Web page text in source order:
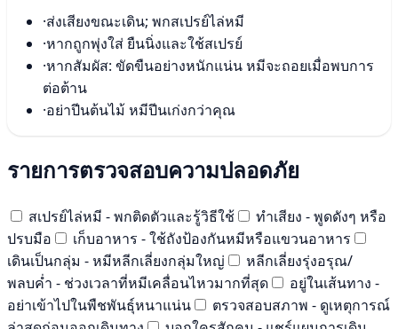
·ส่งเสียงขณะเดิน; พกสเปรย์ไล่หมี
·หากถูกพุ่งใส่ ยืนนิ่งและใช้สเปรย์
·หากสัมผัส: ขัดขืนอย่างหนักแน่น หมีจะถอยเมื่อพบการ
ต่อต้าน
·อย่าปีนต้นไม้ หมีปีนเก่งกว่าคุณ
รายการตรวจสอบความปลอดภัย
สเปรย์ไล่หมี - พกติดตัวและรู้วิธีใช้
ทำเสียง - พูดดังๆ หรือ
ปรบมือ
เก็บอาหาร - ใช้ถังป้องกันหมีหรือแขวนอาหาร
เดินเป็นกลุ่ม - หมีหลีกเลี่ยงกลุ่มใหญ่
หลีกเลี่ยงรุ่งอรุณ/
พลบค่ำ - ช่วงเวลาที่หมีเคลื่อนไหวมากที่สุด
อยู่ในเส้นทาง -
อย่าเข้าไปในพืชพันธุ์หนาแน่น
ตรวจสอบสภาพ - ดูเหตุการณ์